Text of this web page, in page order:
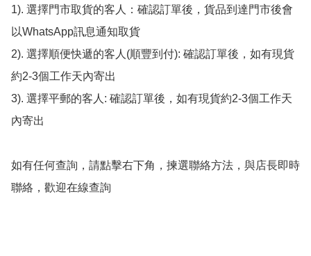
1). 選擇門市取貨的客人：確認訂單後，貨品到達門市後會
以WhatsApp訊息通知取貨
2). 選擇順便快遞的客人(順豐到付): 確認訂單後，如有現貨
約2-3個工作天內寄出
3). 選擇平郵的客人: 確認訂單後，如有現貨約2-3個工作天
內寄出
如有任何查詢，請點擊右下角，揀選聯絡方法，與店長即時
聯絡，歡迎在線查詢